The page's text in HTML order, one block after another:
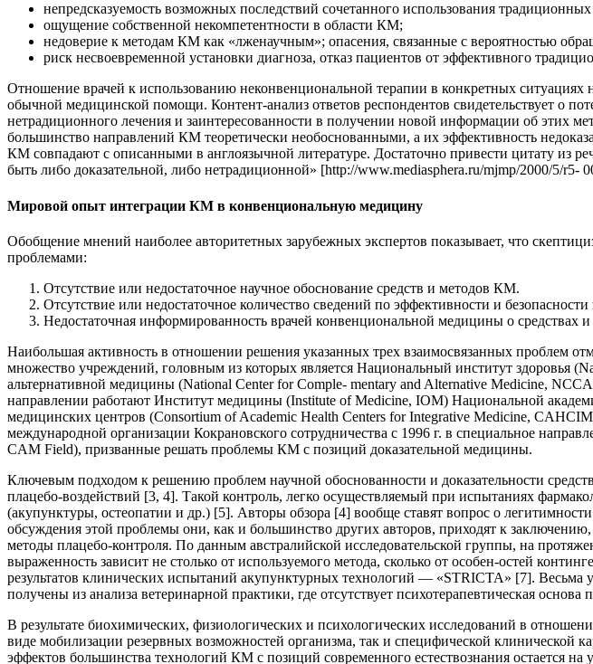
непредсказуемость возможных последствий сочетанного использования
ощущение собственной некомпетентности в области КМ;
недоверие к методам КМ как «лженаучным»; опасения, связанные с вероятностью
риск несвоевременной установки диагноза, отказ пациентов от эффективного
Отношение врачей к использованию неконвенциональной терапии в конкретных ситуациях
обычной медицинской помощи. Контент-анализ ответов респондентов свидетельствует о
нетрадиционного лечения и заинтересованности в получении новой информации об этих
большинство направлений КМ теоретически необоснованными, а их эффективность
КМ совпадают с описанными в англоязычной литературе. Достаточно привести цитату из
быть либо доказательной, либо нетрадиционной» [http://www.mediasphera.ru/mjmp/2000/5/r5-
Мировой опыт интеграции КМ в конвенциональную медицину
Обобщение мнений наиболее авторитетных зарубежных экспертов показывает, что
проблемами:
Отсутствие или недостаточное научное обоснование средств и методов КМ.
Отсутствие или недостаточное количество сведений по эффективности и
Недостаточная информированность врачей конвенциональной медицины о
Наибольшая активность в отношении решения указанных трех взаимосвязанных проблем
множество учреждений, головным из которых является Национальный институт здоровья
альтернативной медицины (National Center for Comple- mentary and Alternative Medicine,
направлении работают Институт медицины (Institute of Medicine, IOM) Национальной
медицинских центров (Consortium of Academic Health Centers for Integrative Medicine,
международной организации Кокрановского сотрудничества с 1996 г. в специальное
CAM Field), призванные решать проблемы КМ с позиций доказательной медицины.
Ключевым подходом к решению проблем научной обоснованности и доказательности
плацебо-воздействий [3, 4]. Такой контроль, легко осуществляемый при испытаниях
(акупунктуры, остеопатии и др.) [5]. Авторы обзора [4] вообще ставят вопрос о
обсуждения этой проблемы они, как и большинство других авторов, приходят к
методы плацебо-контроля. По данным австралийской исследовательской группы, на
выраженность зависит не столько от используемого метода, сколько от особен-остей
результатов клинических испытаний акупунктурных технологий — «STRICTA» [7]. Весьма
получены из анализа ветеринарной практики, где отсутствует психотерапевтическая основа
В результате биохимических, физиологических и психологических исследований в
виде мобилизации резервных возможностей организма, так и специфической клинической
эффектов большинства технологий КМ с позиций современного естествознания остается